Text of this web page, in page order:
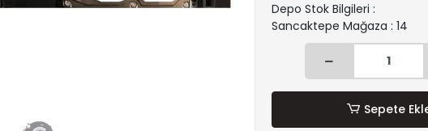
Depo Stok Bilgileri :
Sancaktepe Mağaza : 14
Sepete